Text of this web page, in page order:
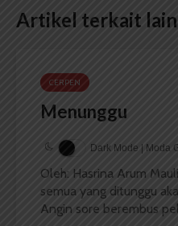
Artikel terkait lain
CERPEN
Menunggu
Dark Mode | Moda
Oleh: Hasrina Arum
semua yang ditunggu
Angin sore berembus